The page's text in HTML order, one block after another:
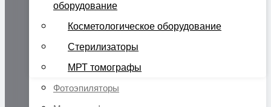
оборудование
Косметологическое оборудование
Стерилизаторы
МРТ томографы
Фотоэпиляторы